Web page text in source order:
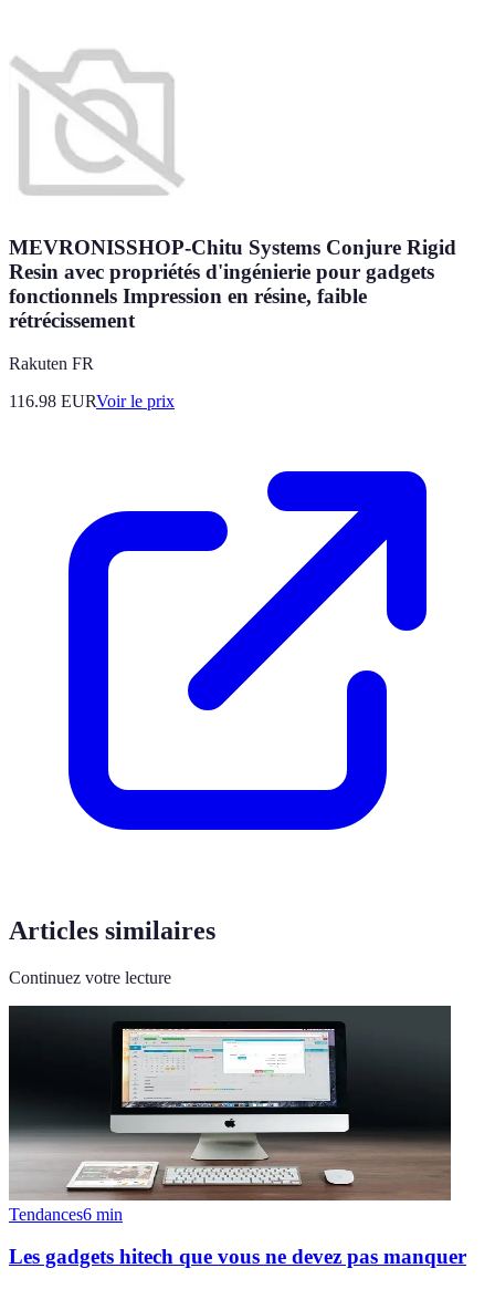
MEVRONISSHOP-Chitu Systems Conjure Rigid
Resin avec propriétés d'ingénierie pour gadgets
fonctionnels Impression en résine, faible
rétrécissement
Rakuten FR
116.98 EURVoir le prix
Articles similaires
Continuez votre lecture
Tendances6 min
Les gadgets hitech que vous ne devez pas manquer